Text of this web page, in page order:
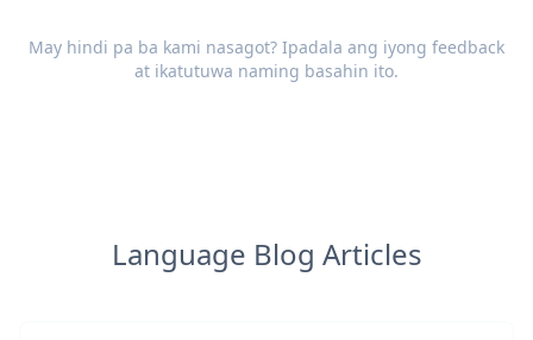
May hindi pa ba kami nasagot? Ipadala ang iyong feedback
at ikatutuwa naming basahin ito.
Language Blog Articles